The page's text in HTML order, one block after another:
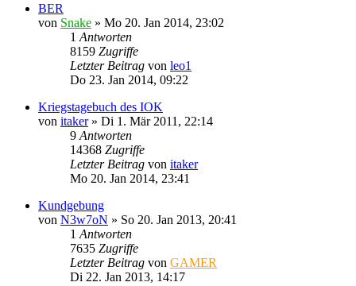
BER
von Snake » Mo 20. Jan 2014, 23:02
1 Antworten
8159 Zugriffe
Letzter Beitrag von leo1
Do 23. Jan 2014, 09:22
Kriegstagebuch des IOK
von itaker» Di 1. Mär 2011, 22:14
9 Antworten
14368 Zugriffe
Letzter Beitrag von itaker
Mo 20. Jan 2014, 23:41
Kundgebung
von N3w7oN » So 20. Jan 2013, 20:41
1 Antworten
7635 Zugriffe
Letzter Beitrag von GAMER
Di 22. Jan 2013, 14:17